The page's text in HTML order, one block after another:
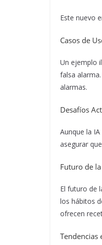
Este nuevo
Casos de
Un ejemplo
falsa
alarmas.
Desafíos
Aunque la
asegurar
Futuro de
El futuro de
los hábitos
ofrecen
Tendencias